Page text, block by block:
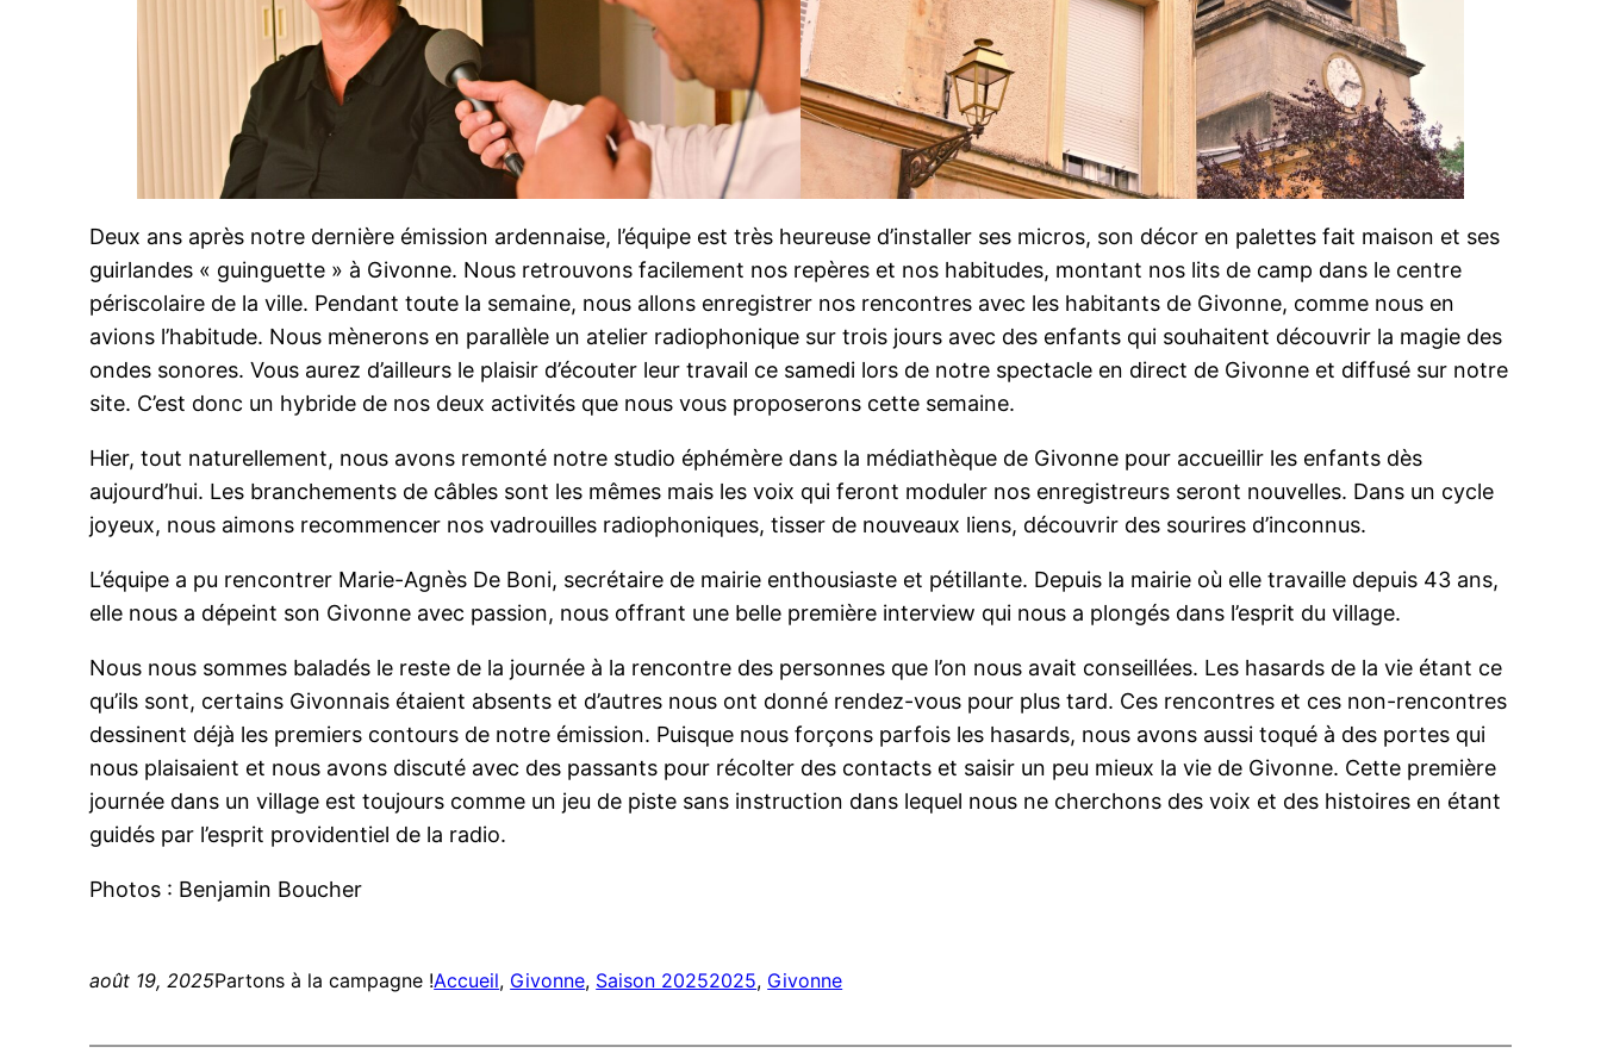
Deux ans après notre dernière émission ardennaise, l’équipe est très heureuse d’installer ses micros, son décor en palettes fait maison et ses
guirlandes « guinguette » à Givonne. Nous retrouvons facilement nos repères et nos habitudes, montant nos lits de camp dans le centre
périscolaire de la ville. Pendant toute la semaine, nous allons enregistrer nos rencontres avec les habitants de Givonne, comme nous en
avions l’habitude. Nous mènerons en parallèle un atelier radiophonique sur trois jours avec des enfants qui souhaitent découvrir la magie des
ondes sonores. Vous aurez d’ailleurs le plaisir d’écouter leur travail ce samedi lors de notre spectacle en direct de Givonne et diffusé sur notre
site. C’est donc un hybride de nos deux activités que nous vous proposerons cette semaine.
Hier, tout naturellement, nous avons remonté notre studio éphémère dans la médiathèque de Givonne pour accueillir les enfants dès
aujourd’hui. Les branchements de câbles sont les mêmes mais les voix qui feront moduler nos enregistreurs seront nouvelles. Dans un cycle
joyeux, nous aimons recommencer nos vadrouilles radiophoniques, tisser de nouveaux liens, découvrir des sourires d’inconnus.
L’équipe a pu rencontrer Marie-Agnès De Boni, secrétaire de mairie enthousiaste et pétillante. Depuis la mairie où elle travaille depuis 43 ans,
elle nous a dépeint son Givonne avec passion, nous offrant une belle première interview qui nous a plongés dans l’esprit du village.
Nous nous sommes baladés le reste de la journée à la rencontre des personnes que l’on nous avait conseillées. Les hasards de la vie étant ce
qu’ils sont, certains Givonnais étaient absents et d’autres nous ont donné rendez-vous pour plus tard. Ces rencontres et ces non-rencontres
dessinent déjà les premiers contours de notre émission. Puisque nous forçons parfois les hasards, nous avons aussi toqué à des portes qui
nous plaisaient et nous avons discuté avec des passants pour récolter des contacts et saisir un peu mieux la vie de Givonne. Cette première
journée dans un village est toujours comme un jeu de piste sans instruction dans lequel nous ne cherchons des voix et des histoires en étant
guidés par l’esprit providentiel de la radio.
Photos : Benjamin Boucher
août 19, 2025Partons à la campagne !Accueil, Givonne, Saison 20252025, Givonne